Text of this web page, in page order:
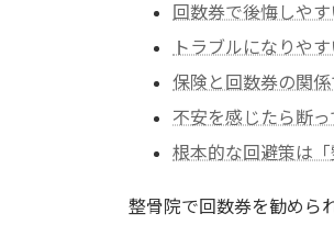
回数券で後悔しや
トラブルになりや
保険と回数券の関
不安を感じたら断っ
根本的な回避策は
整骨院で回数券を勧められ